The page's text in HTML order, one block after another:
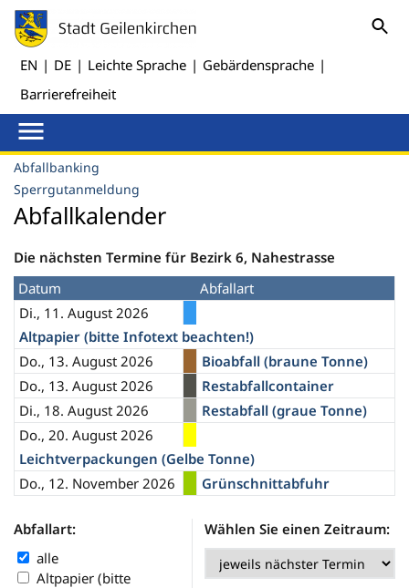
EN | DE | Leichte Sprache | Gebärdensprache |
Barrierefreiheit
Abfallbanking
Sperrgutanmeldung
Abfallkalender
Die nächsten Termine für Bezirk 6, Nahestrasse
Datum
Abfallart
Di., 11. August 2026
Altpapier (bitte Infotext beachten!)
Do., 13. August 2026
Bioabfall (braune Tonne)
Do., 13. August 2026
Restabfallcontainer
Di., 18. August 2026
Restabfall (graue Tonne)
Do., 20. August 2026
Leichtverpackungen (Gelbe Tonne)
Do., 12. November 2026
Grünschnittabfuhr
Abfallart:
alle
Altpapier (bitte
Wählen Sie einen Zeitraum: